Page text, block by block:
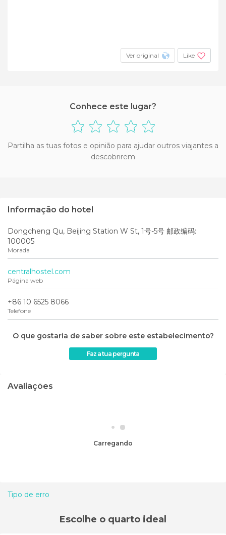
Ver original Like
Conhece este lugar?
Partilha as tuas fotos e opinião para ajudar outros viajantes a
descobrirem
Informação do hotel
Dongcheng Qu, Beijing Station W St, 1号-5号 邮政编码:
100005
Morada
centralhostel.com
Página web
+86 10 6525 8066
Telefone
O que gostaria de saber sobre este estabelecimento?
Faz a tua pergunta
Avaliações
Carregando
Tipo de erro
Escolhe o quarto ideal